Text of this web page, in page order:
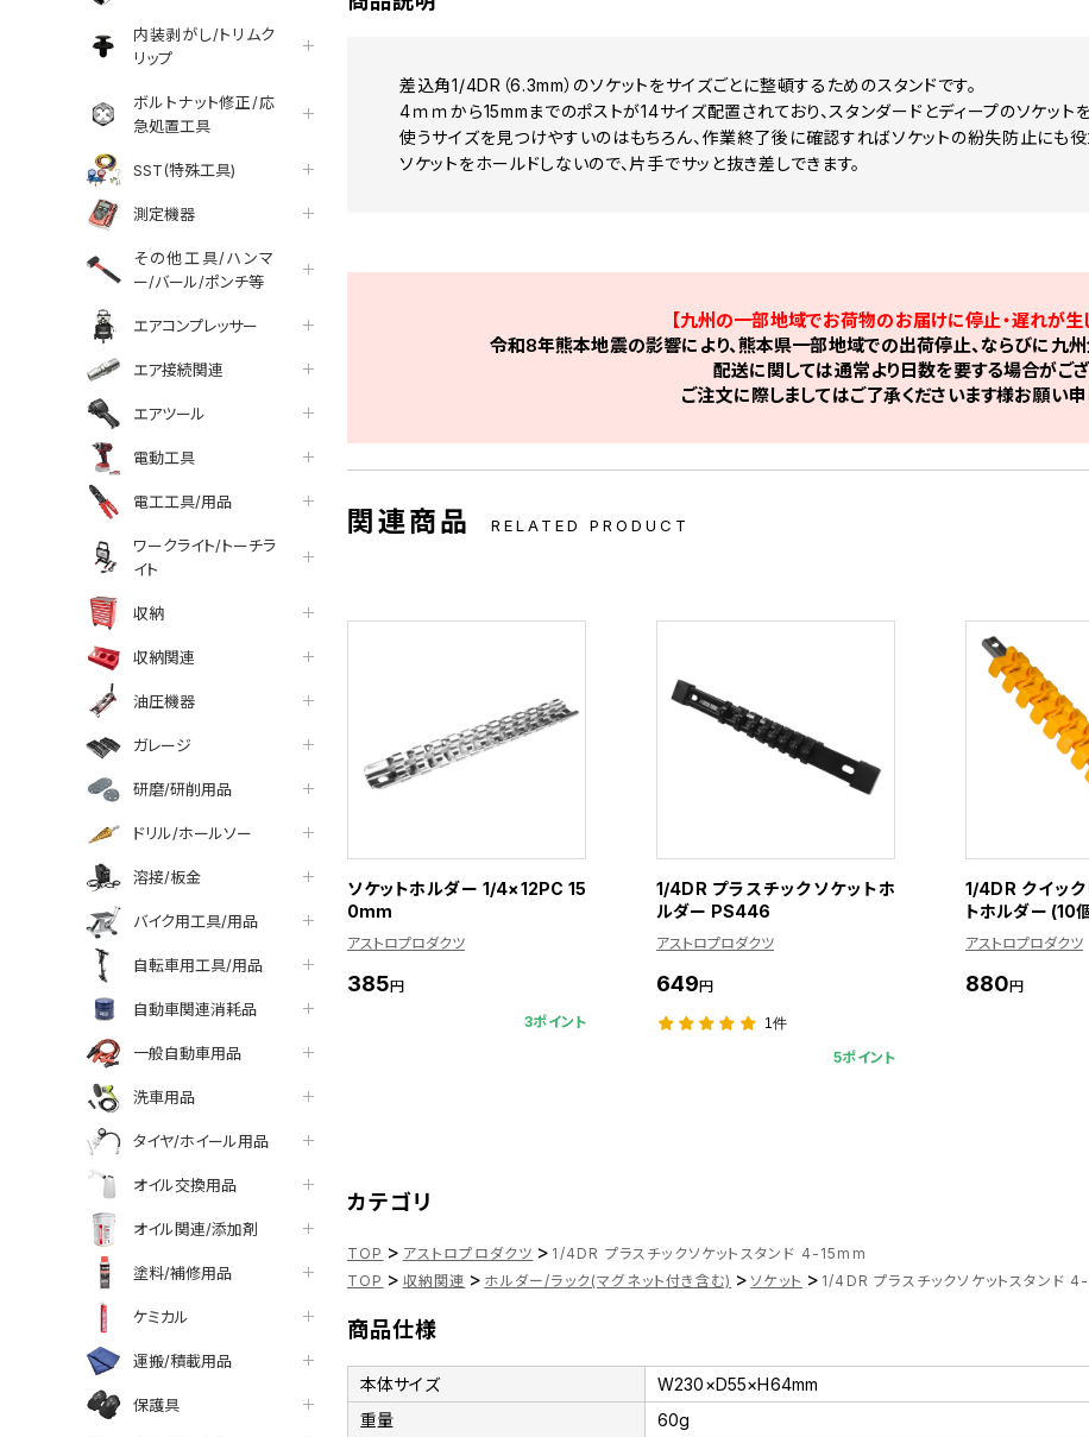
内装剥がし/トリムク
リップ
ボルトナット修正/応
急処置工具
SST(特殊工具)
測定機器
その他工具/ハンマ
ー/バール/ポンチ等
エアコンプレッサー
エア接続関連
エアツール
電動工具
電工工具/用品
ワークライト/トーチラ
イト
収納
収納関連
油圧機器
ガレージ
研磨/研削用品
ドリル/ホールソー
溶接/板金
バイク用工具/用品
自転車用工具/用品
自動車関連消耗品
一般自動車用品
洗車用品
タイヤ/ホイール用品
オイル交換用品
オイル関連/添加剤
塗料/補修用品
ケミカル
運搬/積載用品
保護具
差込角1/4DR（6.3mm）のソケットをサイズごとに整頓するためのスタンドです。
4ｍｍから15mmまでのポストが14サイズ配置されており、スタンダードとディープのソケット
使うサイズを見つけやすいのはもちろん、作業終了後に確認すればソケットの紛失防止にも役
ソケットをホールドしないので、片手でサッと抜き差しできます。
【九州の一部地域でお荷物のお届けに停止・遅れが生
令和8年熊本地震の影響により、熊本県一部地域での出荷停止、ならびに九州
配送に関しては通常より日数を要する場合がござ
ご注文に際しましてはご了承くださいます様お願い申
関連商品 RELATED PRODUCT
ソケットホルダー 1/4×12PC 15
0mm
アストロプロダクツ
385円
3ポイント
1/4DR プラスチックソケットホ
ルダー PS446
アストロプロダクツ
649円
1件
5ポイント
1/4DR クイック
トホルダー (10
アストロプロダクツ
880円
カテゴリ
TOP > アストロプロダクツ > 1/4DR プラスチックソケットスタンド 4-15mm
TOP > 収納関連 > ホルダー/ラック(マグネット付き含む) > ソケット > 1/4DR プラスチックソケットスタンド
商品仕様
本体サイズ
W230×D55×H64mm
重量
60g